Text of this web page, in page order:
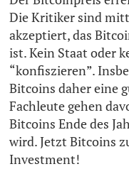
Die Kritiker sind
akzeptiert, das
ist. Kein Staat oder
“konfiszieren”.
Bitcoins daher eine
Fachleute gehen
Bitcoins Ende des
wird. Jetzt Bitcoins
Investment!